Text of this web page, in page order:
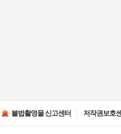
불법촬영물 신고센터 저작권보호